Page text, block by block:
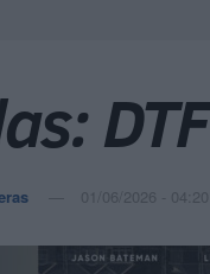
01/06/2026 - 04:20